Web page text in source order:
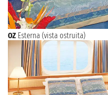
OZ Esterna (vista ostruita)